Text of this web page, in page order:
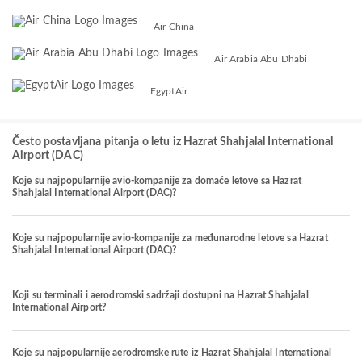
Air China
Air Arabia Abu Dhabi
EgyptAir
Često postavljana pitanja o letu iz Hazrat Shahjalal International
Airport (DAC)
Koje su najpopularnije avio-kompanije za domaće letove sa Hazrat
Shahjalal International Airport (DAC)?
Koje su najpopularnije avio-kompanije za međunarodne letove sa Hazrat
Shahjalal International Airport (DAC)?
Koji su terminali i aerodromski sadržaji dostupni na Hazrat Shahjalal
International Airport?
Koje su najpopularnije aerodromske rute iz Hazrat Shahjalal International